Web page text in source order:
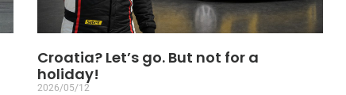
Croatia? Let’s go. But not for a
holiday!
2026/05/12